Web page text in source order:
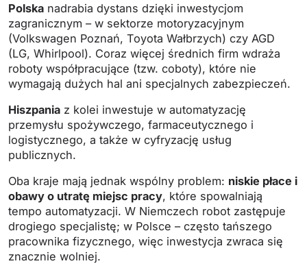
Polska nadrabia dystans dzięki inwestycjom
zagranicznym – w sektorze motoryzacyjnym
(Volkswagen Poznań, Toyota Wałbrzych) czy AGD
(LG, Whirlpool). Coraz więcej średnich firm wdraża
roboty współpracujące (tzw. coboty), które nie
wymagają dużych hal ani specjalnych zabezpieczeń.
Hiszpania z kolei inwestuje w automatyzację
przemysłu spożywczego, farmaceutycznego i
logistycznego, a także w cyfryzację usług
publicznych.
Oba kraje mają jednak wspólny problem: niskie płace i
obawy o utratę miejsc pracy, które spowalniają
tempo automatyzacji. W Niemczech robot zastępuje
drogiego specjalistę; w Polsce – często tańszego
pracownika fizycznego, więc inwestycja zwraca się
znacznie wolniej.